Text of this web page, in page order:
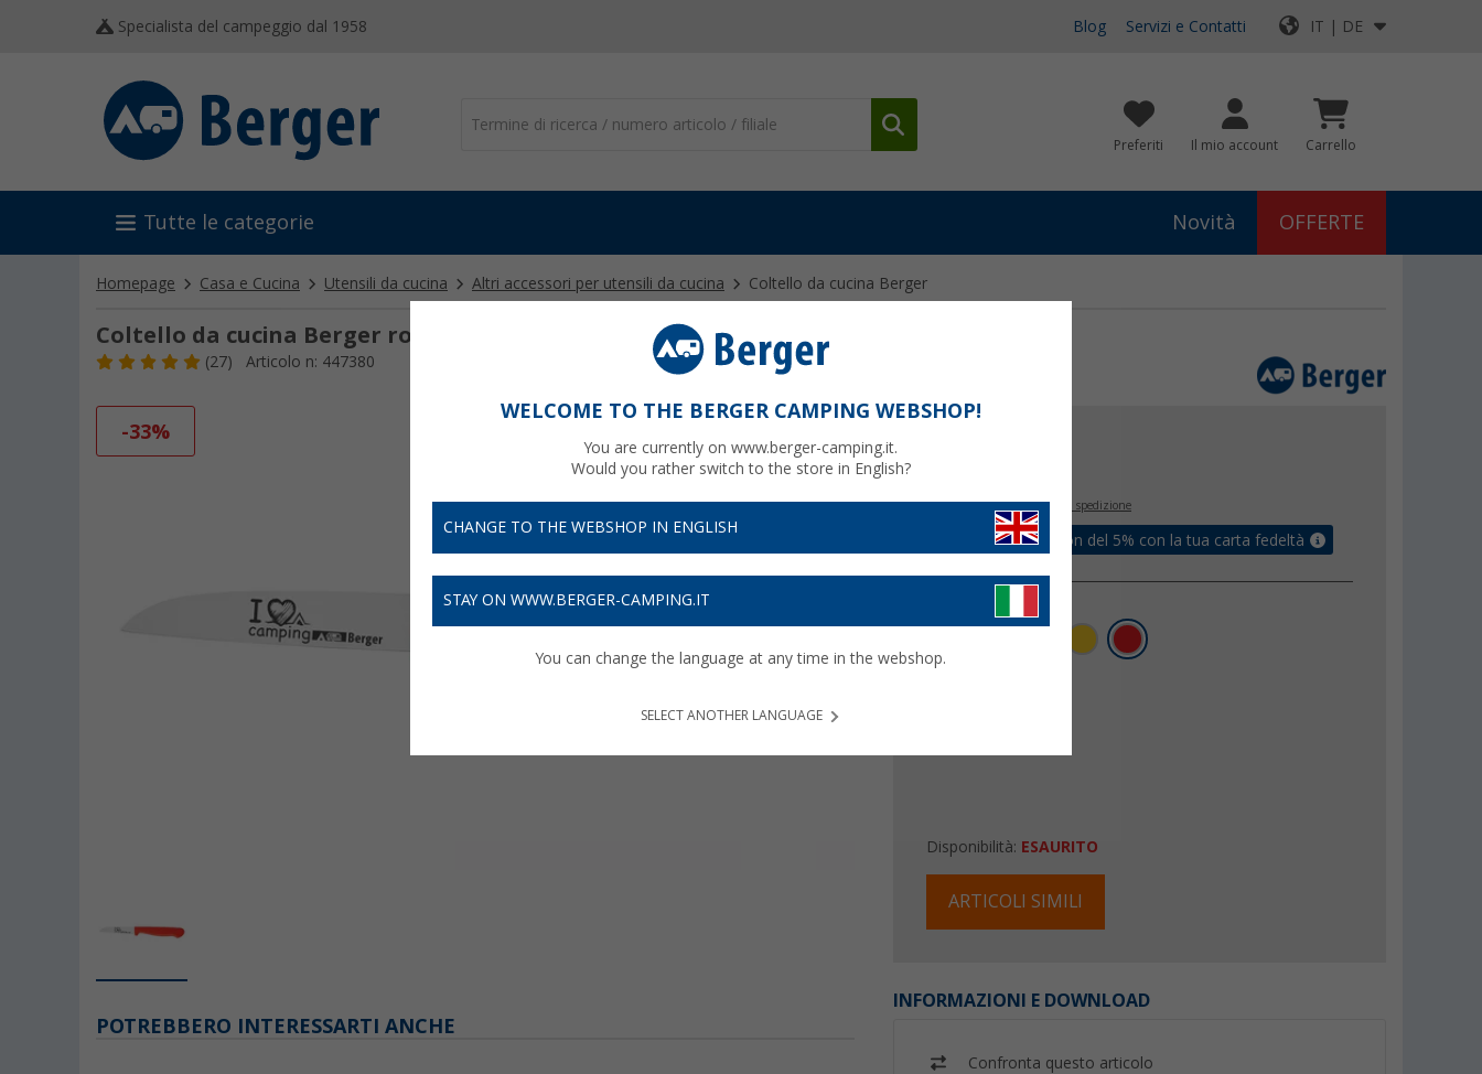
Specialista del campeggio dal 1958 Blog Servizi e Contatti IT | DE
Preferiti Il mio account Carrello
Tutte le categorie Novità OFFERTE
Homepage Casa e Cucina Utensili da cucina Altri accessori per utensili da cucina Coltello da cucina Berger
Coltello da cucina Berger rosso
(27) Articolo n: 447380
-33%
Prezzi IVA inclusa+ Spese di spedizione
Assicurati un coupon del 5% con la tua carta fedeltà
Disponibilità: ESAURITO
ARTICOLI SIMILI
INFORMAZIONI E DOWNLOAD
Confronta questo articolo
POTREBBERO INTERESSARTI ANCHE
WELCOME TO THE BERGER CAMPING WEBSHOP!
You are currently on www.berger-camping.it.
Would you rather switch to the store in English?
CHANGE TO THE WEBSHOP IN ENGLISH
STAY ON WWW.BERGER-CAMPING.IT
You can change the language at any time in the webshop.
SELECT ANOTHER LANGUAGE